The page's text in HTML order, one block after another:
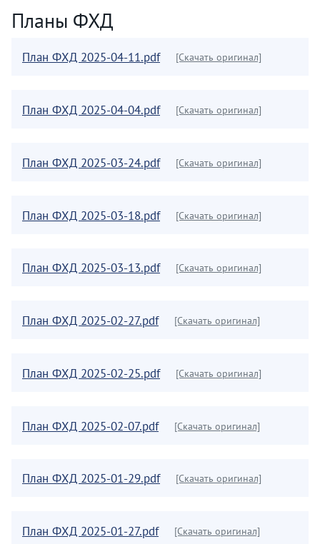
Планы ФХД
План ФХД 2025-04-11.pdf [Скачать оригинал]
План ФХД 2025-04-04.pdf [Скачать оригинал]
План ФХД 2025-03-24.pdf [Скачать оригинал]
План ФХД 2025-03-18.pdf [Скачать оригинал]
План ФХД 2025-03-13.pdf [Скачать оригинал]
План ФХД 2025-02-27.pdf [Скачать оригинал]
План ФХД 2025-02-25.pdf [Скачать оригинал]
План ФХД 2025-02-07.pdf [Скачать оригинал]
План ФХД 2025-01-29.pdf [Скачать оригинал]
План ФХД 2025-01-27.pdf [Скачать оригинал]